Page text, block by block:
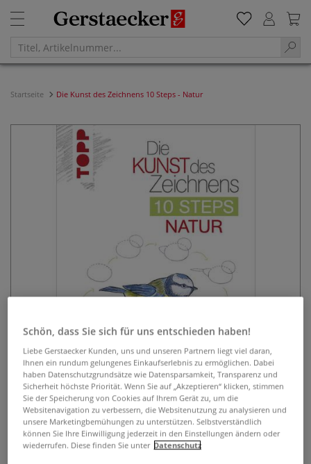
Startseite Die Kunst des Zeichnens 10 Steps - Natur
Die Kunst des Zeichnens 10 Steps
- Natur
Schön, dass Sie sich für uns entschieden haben!
Liebe Gerstaecker Kunden, uns und unseren Partnern liegt viel daran,
Ihnen ein rundum gelungenes Einkaufserlebnis zu ermöglichen. Dabei
haben Datenschutzgrundsätze wie Datensparsamkeit, Transparenz und
Sicherheit höchste Priorität. Wenn Sie auf „Akzeptieren“ klicken, stimmen
Sie der Speicherung von Cookies auf Ihrem Gerät zu, um die
Websitenavigation zu verbessern, die Websitenutzung zu analysieren und
unsere Marketingbemühungen zu unterstützen. Selbstverständlich
können Sie Ihre Einwilligung jederzeit in den Einstellungen ändern oder
wiederrufen. Diese finden Sie unter Datenschutz